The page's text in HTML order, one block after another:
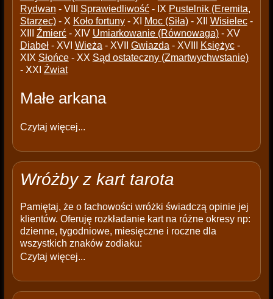
Rydwan - VIII Sprawiedliwość- IX Pustelnik (Eremita,
Starzec)- X Koło fortuny- XI Moc (Siła)- XII Wisielec-
XIII Źmierć- XIV Umiarkowanie (Równowaga)- XV
Diabeł- XVI Wieża - XVII Gwiazda - XVIII Księżyc-
XIX Słońce- XX Sąd ostateczny (Zmartwychwstanie)
- XXI Źwiat
Małe arkana
Czytaj więcej...
Wróżby z kart tarota
Pamiętaj, że o fachowości wróżki świadczą opinie jej
klientów. Oferuję rozkładanie kart na różne okresy np:
dzienne, tygodniowe, miesięczne i roczne dla
wszystkich znaków zodiaku:
Czytaj więcej...